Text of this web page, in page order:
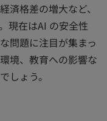
済格差の増大など、
現在はAI の安全性
問題に注目が集まっ
境、教育への影響な
しょう。